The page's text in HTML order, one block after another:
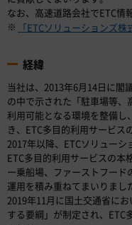
なお、高速道路会社でETC情
※
「ETCソリューションズ
経緯
当社は、2013年6月14日に閣
の中で示された「駐車場等、
利用可能となる環境を整備し
き、ETC多目的利用サービス
2017年以降、ETCソリューシ
ETC多目的利用サービスの本
ー乗船場、ファーストフー
運用を積み重ねてまいりまし
2019年11月に国土交通省に
する要綱」が制定され、ETC